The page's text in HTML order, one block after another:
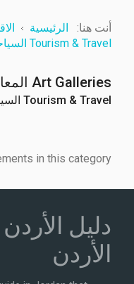
أنت هنا: الرئيسية
Tourism & Travel السياحة والسفر
Art Galleries المعارض الفنية
Tourism & Travel السياحة والسفر
in this category
دليل
الأردن